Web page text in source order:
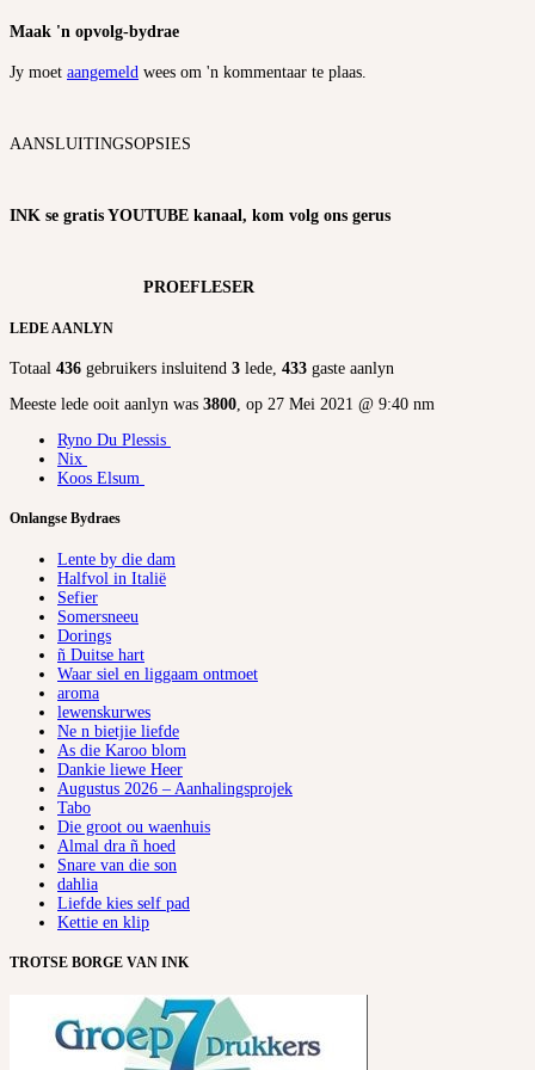
Maak 'n opvolg-bydrae
Jy moet aangemeld wees om 'n kommentaar te plaas.
AANSLUITINGSOPSIES
INK se gratis YOUTUBE kanaal, kom volg ons gerus
PROEFLESER
LEDE AANLYN
Totaal 436 gebruikers insluitend 3 lede, 433 gaste aanlyn
Meeste lede ooit aanlyn was 3800, op 27 Mei 2021 @ 9:40 nm
Ryno Du Plessis
Nix
Koos Elsum
Onlangse Bydraes
Lente by die dam
Halfvol in Italië
Sefier
Somersneeu
Dorings
ñ Duitse hart
Waar siel en liggaam ontmoet
aroma
lewenskurwes
Ne n bietjie liefde
As die Karoo blom
Dankie liewe Heer
Augustus 2026 – Aanhalingsprojek
Tabo
Die groot ou waenhuis
Almal dra ñ hoed
Snare van die son
dahlia
Liefde kies self pad
Kettie en klip
TROTSE BORGE VAN INK